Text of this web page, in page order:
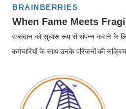
रक्तदान को सुचारू रूप से संपन्न कराने के
कर्मचारियों के साथ उनके परिजनों की